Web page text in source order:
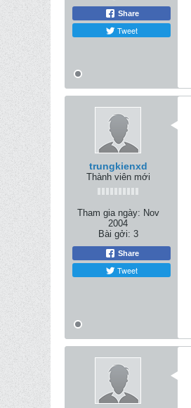
Share
Tweet
trungkienxd
Thành viên mới
Tham gia ngày: Nov
2004
Bài gởi: 3
Share
Tweet